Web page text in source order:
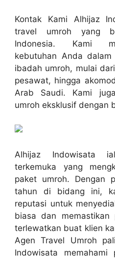
Kontak Kami Alhijaz
travel umroh yang
Indonesia. Kami
kebutuhan Anda dalam
ibadah umroh, mulai
pesawat, hingga
Arab Saudi. Kami
umroh eksklusif dengan
Alhijaz Indowisata
terkemuka yang
paket umroh. Dengan
tahun di bidang ini,
reputasi untuk
biasa dan memastikan
terlewatkan buat klien
Agen Travel Umroh
Indowisata memahami